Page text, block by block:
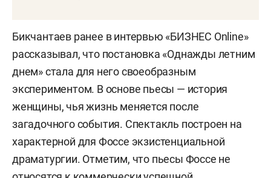
Бикчантаев ранее в интервью «БИЗНЕС Online»
рассказывал, что постановка «Однажды летним
днем» стала для него своеобразным
экспериментом. В основе пьесы — история
женщины, чья жизнь меняется после
загадочного события. Спектакль построен на
характерной для Фоссе экзистенциальной
драматургии. Отметим, что пьесы Фоссе не